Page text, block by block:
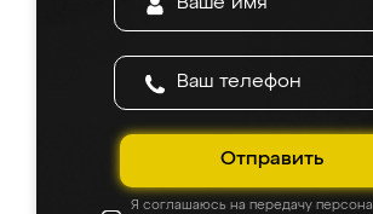
Отправить
Я соглашаюсь на передачу